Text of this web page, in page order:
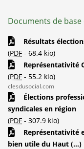
Documents de base
Résultats
(PDF - 68.4 kio)
Représentativité
(PDF - 55.2 kio)
clesdusocial.com
Élections
syndicales en région
(PDF - 307.9 kio)
Représentativité
bien utile du Haut (...)